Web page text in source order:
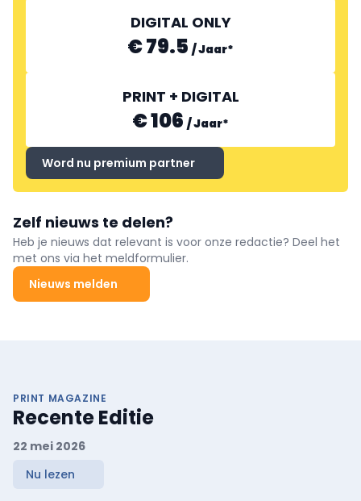
DIGITAL ONLY
€ 79.5 /Jaar*
PRINT + DIGITAL
€ 106 /Jaar*
Word nu premium partner
Zelf nieuws te delen?
Heb je nieuws dat relevant is voor onze redactie? Deel het
met ons via het meldformulier.
Nieuws melden
PRINT MAGAZINE
Recente Editie
22 mei 2026
Nu lezen